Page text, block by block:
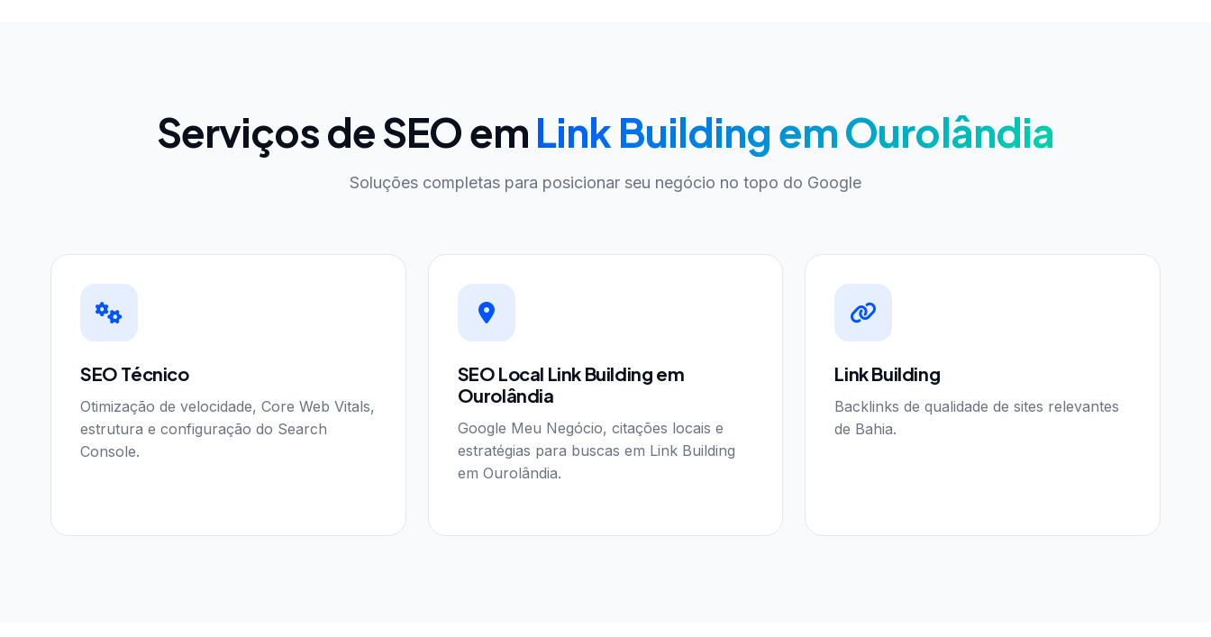
Serviços de SEO emLink Building em Ourolândia
Soluções completas para posicionar seu negócio no topo do Google
SEO Técnico
Otimização de velocidade, Core Web Vitals,
estrutura e configuração do Search
Console.
SEO Local Link Building em
Ourolândia
Google Meu Negócio, citações locais e
estratégias para buscas em Link Building
em Ourolândia.
Link Building
Backlinks de qualidade de sites relevantes
de Bahia.